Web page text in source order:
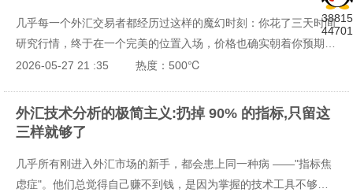
38815
44701
几乎每一个外汇交易者都经历过这样的魔幻时刻：你花了三天时间
研究行情，终于在一个完美的位置入场，价格也确实朝着你预期的
方向走了。可刚赚了 20 点，你的心跳就开始加速，脑子里不断有
平掉了仓位，看着价格一路涨了 200 点，拍断大腿。而另一次，
你同样在一个看似完美的位置入场，结果价格反向走了 20 点，你
20 点变成 50 点，再变成 200 点，直到爆仓。
2026-05-27 21 :35 热度：500℃
外汇技术分析的极简主义:扔掉 90% 的指标,只留这
三样就够了
几乎所有刚进入外汇市场的新手，都会患上同一种病 ——"指标焦
虑症"。他们总觉得自己赚不到钱，是因为掌握的技术工具不够